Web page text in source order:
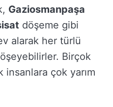
Gaziosmanpaşa
döşeme gibi
alarak her türlü
Birçok
insanlara çok yarım